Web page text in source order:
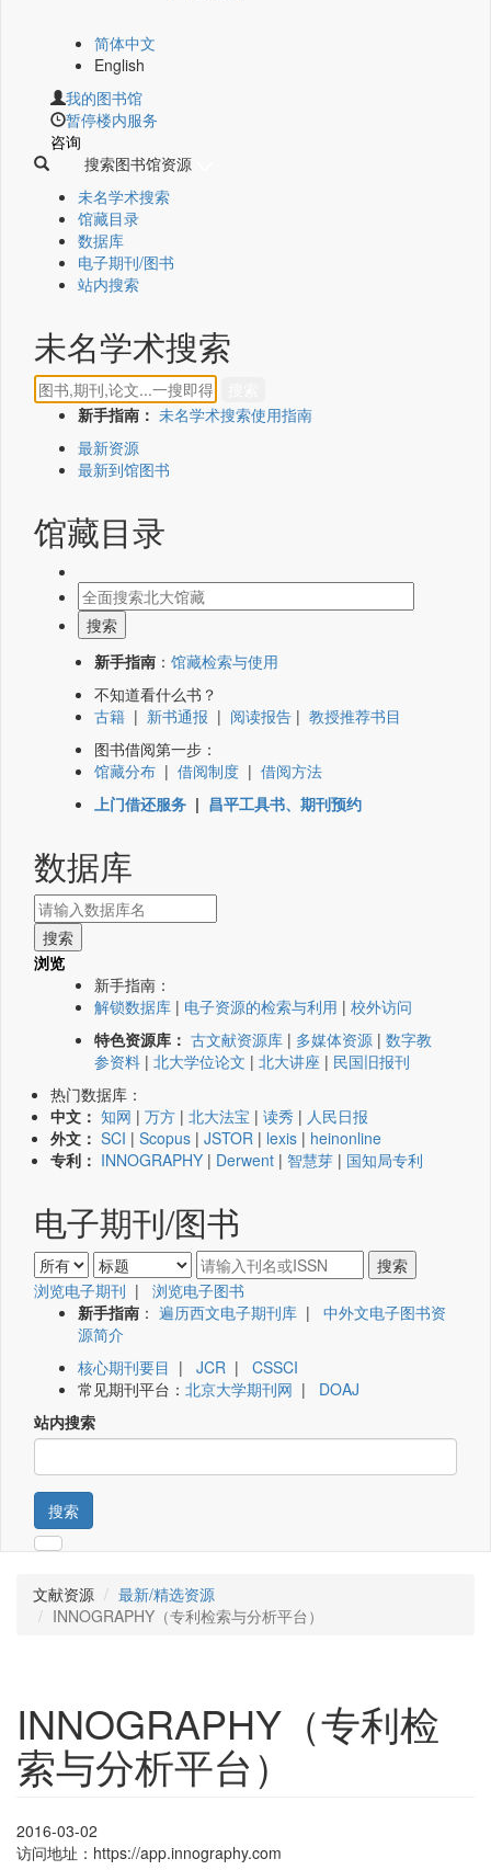
简体中文
English
我的图书馆
暂停楼内服务
咨询
搜索图书馆资源
未名学术搜索
馆藏目录
数据库
电子期刊/图书
站内搜索
未名学术搜索
新手指南： 未名学术搜索使用指南
最新资源
最新到馆图书
馆藏目录
新手指南 ： 馆藏检索与使用
不知道看什么书？
古籍 | 新书通报 | 阅读报告 | 教授推荐书目
图书借阅第一步：
馆藏分布 | 借阅制度 | 借阅方法
上门借还服务 | 昌平工具书、期刊预约
数据库
浏览
新手指南：
解锁数据库 | 电子资源的检索与利用 | 校外访问
特色资源库： 古文献资源库 | 多媒体资源 | 数字教
参资料 | 北大学位论文 | 北大讲座 | 民国旧报刊
热门数据库：
中文： 知网 | 万方 | 北大法宝 | 读秀 | 人民日报
外文： SCI | Scopus | JSTOR | lexis | heinonline
专利： INNOGRAPHY | Derwent | 智慧芽 | 国知局专利
电子期刊/图书
浏览电子期刊 | 浏览电子图书
新手指南 ： 遍历西文电子期刊库 | 中外文电子图书资
源简介
核心期刊要目 | JCR | CSSCI
常见期刊平台： 北京大学期刊网 | DOAJ
站内搜索
搜索
文献资源
最新/精选资源
INNOGRAPHY（专利检索与分析平台）
INNOGRAPHY（专利检
索与分析平台）
2016-03-02
访问地址：https://app.innography.com